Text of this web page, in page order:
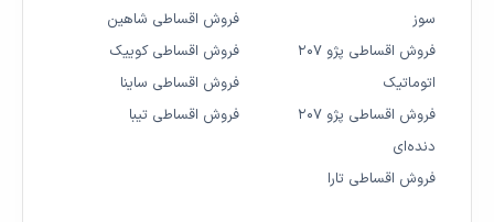
سوز
فروش اقساطی پژو ۲۰۷
اتوماتیک
فروش اقساطی پژو ۲۰۷
دنده‌ای
فروش اقساطی تارا
فروش اقساطی شاهین
فروش اقساطی کوییک
فروش اقساطی ساینا
فروش اقساطی تیبا